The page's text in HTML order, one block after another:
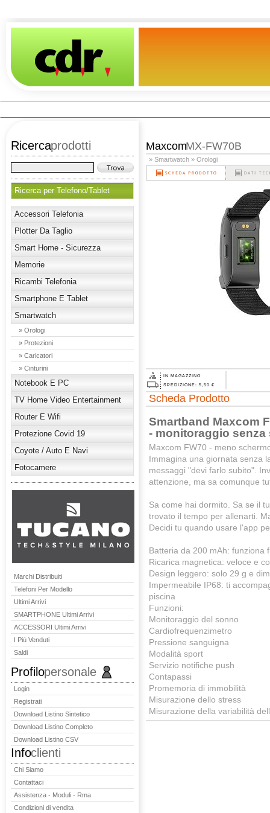
Ricercaprodotti
Ricerca per Telefono/Tablet
Accessori Telefonia
Plotter Da Taglio
Smart Home - Sicurezza
Memorie
Ricambi Telefonia
Smartphone E Tablet
Smartwatch
» Orologi
» Protezioni
» Caricatori
» Cinturini
Notebook E PC
TV Home Video Entertainment
Router E Wifi
Protezione Covid 19
Coyote / Auto E Navi
Fotocamere
Marchi Distribuiti
Telefoni Per Modello
Ultimi Arrivi
SMARTPHONE Ultimi Arrivi
ACCESSORI Ultimi Arrivi
I Più Venduti
Saldi
Profilopersonale
Login
Registrati
Download Listino Sintetico
Download Listino Completo
Download Listino CSV
Infoclienti
Chi Siamo
Contattaci
Assistenza - Moduli - Rma
Condizioni di vendita
MaxcomMX-FW70B
» Smartwatch » Orologi
IN MAGAZZINO
SPEDIZIONE: 5,50 €
Scheda Prodotto
Smartband Maxcom
- monitoraggio senza
Maxcom FW70 - meno
Immagina una giornata senza
messaggi "devi farlo subito".
attenzione, ma sa comunque
Sa come hai dormito. Sa se il
trovato il tempo per allenarti.
Decidi tu quando usare l'app
Batteria da 200 mAh: funziona
Ricarica magnetica: veloce e
Design leggero: solo 29 g e
Impermeabile IP68: ti
piscina
Funzioni:
Monitoraggio del sonno
Cardiofrequenzimetro
Pressione sanguigna
Modalità sport
Servizio notifiche push
Contapassi
Promemoria di immobilità
Misurazione dello stress
Misurazione della variabilità